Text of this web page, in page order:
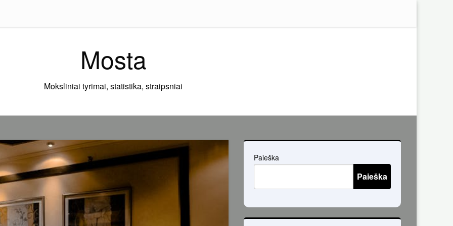
Mosta
Moksliniai tyrimai, statistika, straipsniai
Paieška
Paieška